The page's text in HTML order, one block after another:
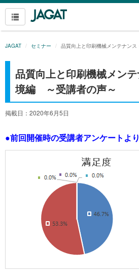
JAGAT セミナー 品質向上と印刷機械メンテナン
品質向上と印刷機械メン
境編 ～受講者の声～
掲載日：2020年6月5日
●前回開催時の受講者アンケートよ